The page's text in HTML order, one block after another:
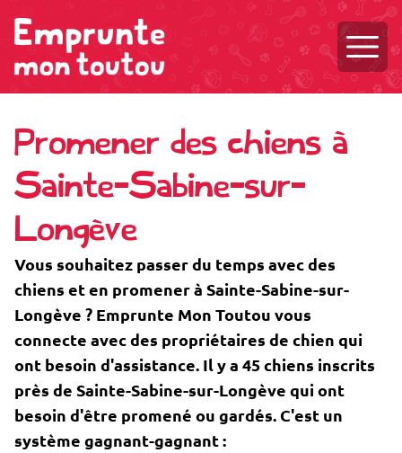
Promener des chiens à
Sainte-Sabine-sur-
Longève
Vous souhaitez passer du temps avec des
chiens et en promener à Sainte-Sabine-sur-
Longève ? Emprunte Mon Toutou vous
connecte avec des propriétaires de chien qui
ont besoin d'assistance. Il y a 45 chiens inscrits
près de Sainte-Sabine-sur-Longève qui ont
besoin d'être promené ou gardés. C'est un
système gagnant-gagnant :